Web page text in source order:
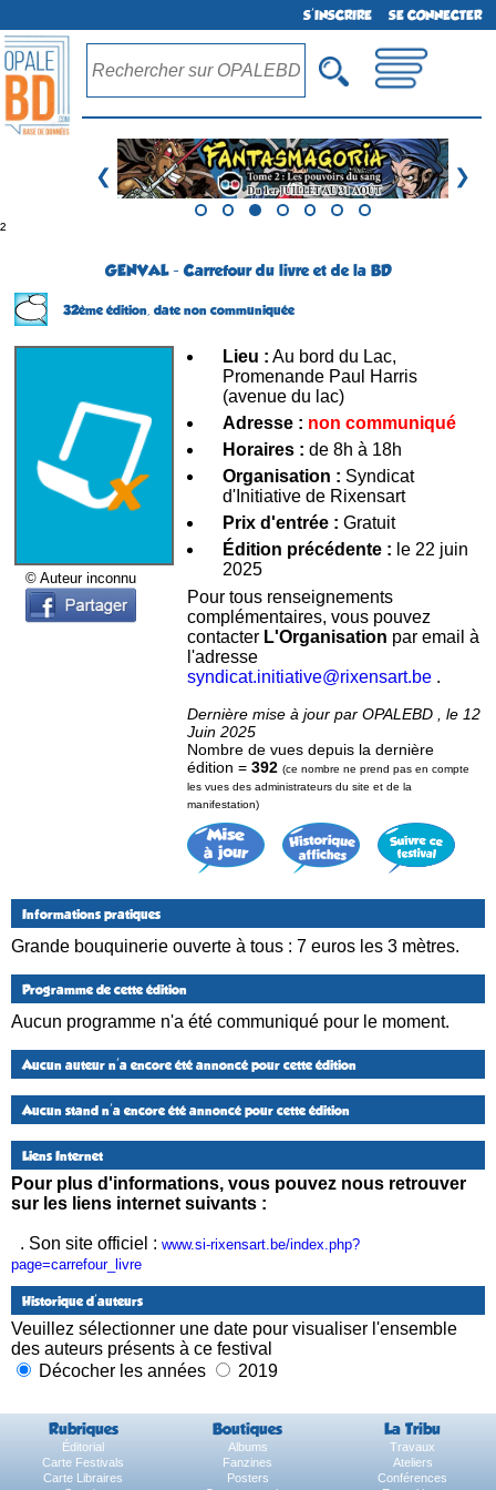
S'INSCRIRE SE CONNECTER
❮ ❯
²
GENVAL - Carrefour du livre et de la BD
32ème édition, date non communiquée
© Auteur inconnu
Lieu : Au bord du Lac,
Promenande Paul Harris
(avenue du lac)
Adresse : non communiqué
Horaires : de 8h à 18h
Organisation : Syndicat
d'Initiative de Rixensart
Prix d'entrée : Gratuit
Édition précédente : le 22 juin
2025
Pour tous renseignements
complémentaires, vous pouvez
contacter L'Organisation par email à
l'adresse
syndicat.initiative@rixensart.be .
Dernière mise à jour par OPALEBD , le 12
Juin 2025
Nombre de vues depuis la dernière
édition = 392 (ce nombre ne prend pas en compte
les vues des administrateurs du site et de la
manifestation)
Informations pratiques
Grande bouquinerie ouverte à tous : 7 euros les 3 mètres.
Programme de cette édition
Aucun programme n'a été communiqué pour le moment.
Aucun auteur n'a encore été annoncé pour cette édition
Aucun stand n'a encore été annoncé pour cette édition
Liens Internet
Pour plus d'informations, vous pouvez nous retrouver
sur les liens internet suivants :
. Son site officiel : www.si-rixensart.be/index.php?
page=carrefour_livre
Historique d'auteurs
Veuillez sélectionner une date pour visualiser l'ensemble
des auteurs présents à ce festival
Décocher les années
2019
Rubriques Boutiques La Tribu
Éditorial Albums
Travaux
Carte Festivals
Fanzines
Ateliers
Carte Libraires
Posters
Conférences